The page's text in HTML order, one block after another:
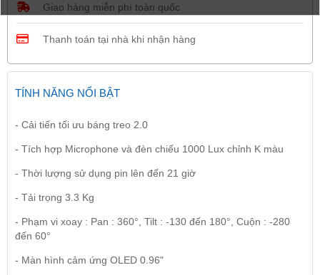
Giao hàng miễn phí toàn quốc
Thanh toán tại nhà khi nhận hàng
TÍNH NĂNG NỔI BẬT
- Cải tiến tối ưu báng treo 2.0
- Tích hợp Microphone và đèn chiếu 1000 Lux chỉnh K màu
- Thời lượng sử dụng pin lên đến 21 giờ
- Tải trọng 3.3 Kg
- Phạm vi xoay : Pan : 360°, Tilt : -130 đến 180°, Cuộn : -280
đến 60°
- Màn hình cảm ứng OLED 0.96"